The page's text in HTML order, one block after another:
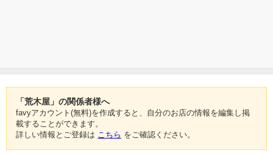
「荒木屋」の関係者様へ
favyアカウント(無料)を作成すると、自分のお店の情報を編集し掲
載することができます。
詳しい情報とご登録は こちら をご確認ください。